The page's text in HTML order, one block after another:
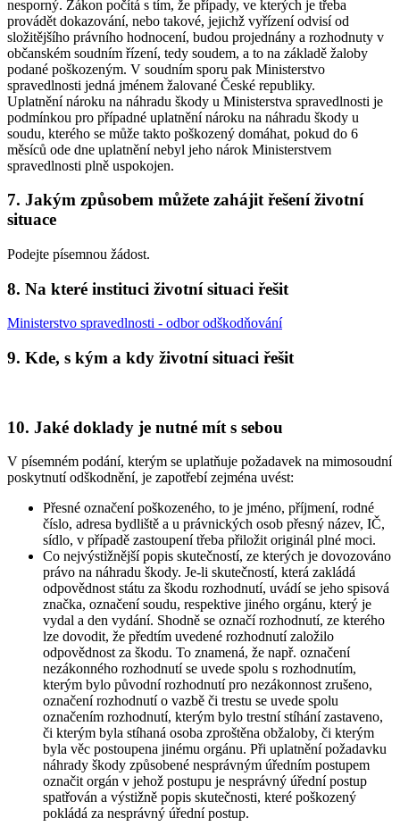
nesporný. Zákon počítá s tím, že případy, ve kterých je třeba
provádět dokazování, nebo takové, jejichž vyřízení odvisí od
složitějšího právního hodnocení, budou projednány a rozhodnuty v
občanském soudním řízení, tedy soudem, a to na základě žaloby
podané poškozeným. V soudním sporu pak Ministerstvo
spravedlnosti jedná jménem žalované České republiky.
Uplatnění nároku na náhradu škody u Ministerstva spravedlnosti je
podmínkou pro případné uplatnění nároku na náhradu škody u
soudu, kterého se může takto poškozený domáhat, pokud do 6
měsíců ode dne uplatnění nebyl jeho nárok Ministerstvem
spravedlnosti plně uspokojen.
7. Jakým způsobem můžete zahájit řešení životní
situace
Podejte písemnou žádost.
8. Na které instituci životní situaci řešit
Ministerstvo spravedlnosti - odbor odškodňování
9. Kde, s kým a kdy životní situaci řešit
10. Jaké doklady je nutné mít s sebou
V písemném podání, kterým se uplatňuje požadavek na mimosoudní
poskytnutí odškodnění, je zapotřebí zejména uvést:
Přesné označení poškozeného, to je jméno, příjmení, rodné
číslo, adresa bydliště a u právnických osob přesný název, IČ,
sídlo, v případě zastoupení třeba přiložit originál plné moci.
Co nejvýstižnější popis skutečností, ze kterých je dovozováno
právo na náhradu škody. Je-li skutečností, která zakládá
odpovědnost státu za škodu rozhodnutí, uvádí se jeho spisová
značka, označení soudu, respektive jiného orgánu, který je
vydal a den vydání. Shodně se označí rozhodnutí, ze kterého
lze dovodit, že předtím uvedené rozhodnutí založilo
odpovědnost za škodu. To znamená, že např. označení
nezákonného rozhodnutí se uvede spolu s rozhodnutím,
kterým bylo původní rozhodnutí pro nezákonnost zrušeno,
označení rozhodnutí o vazbě či trestu se uvede spolu
označením rozhodnutí, kterým bylo trestní stíhání zastaveno,
či kterým byla stíhaná osoba zproštěna obžaloby, či kterým
byla věc postoupena jinému orgánu. Při uplatnění požadavku
náhrady škody způsobené nesprávným úředním postupem
označit orgán v jehož postupu je nesprávný úřední postup
spatřován a výstižně popis skutečnosti, které poškozený
pokládá za nesprávný úřední postup.